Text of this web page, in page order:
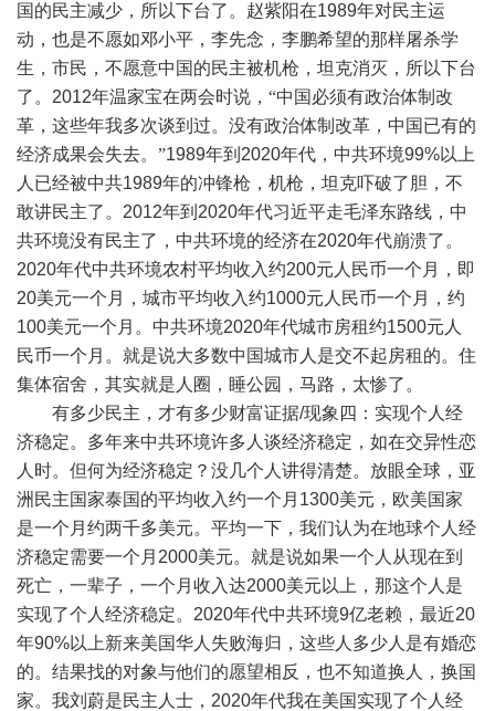
国的民主减少，所以下台了。赵紫阳在1989年对民主运
动，也是不愿如邓小平，李先念，李鹏希望的那样屠杀学
生，市民，不愿意中国的民主被机枪，坦克消灭，所以下台
了。 2012年温家宝在两会时说，“中国必须有政治体制改
革，这些年我多次谈到过。没有政治体制改革，中国已有的
经济成果会失去。”1989年到 2020年代，中共环境99%以上
人已经被中共1989年的冲锋枪，机枪，坦克吓破了胆，不
敢讲民主了。 2012年到 2020年代习近平走毛泽东路线，中
共环境没有民主了，中共环境的经济在2020年代崩溃了。
2020年代中共环境农村平均收入约200元人民币一个月，即
20美元一个月，城市平均收入约1000元人民币一个月，约
100美元一个月。中共环境2020年代城市房租约1500元人
民币一个月。就是说大多数中国城市人是交不起房租的。住
集体宿舍，其实就是人圈，睡公园，马路，太惨了。
有多少民主，才有多少财富证据/现象四：实现个人经
济稳定。多年来中共环境许多人谈经济稳定，如在交异性恋
人时。但何为经济稳定？没几个人讲得清楚。放眼全球，亚
洲民主国家泰国的平均收入约一个月 1300美元，欧美国家
是一个月约两千多美元。平均一下，我们认为在地球个人经
济稳定需要一个月 2000美元。就是说如果一个人从现在到
死亡，一辈子，一个月收入达2000美元以上，那这个人是
实现了个人经济稳定。 2020年代中共环境9亿老赖，最近20
年90%以上新来美国华人失败海归，这些人多少人是有婚恋
的。结果找的对象与他们的愿望相反，也不知道换人，换国
家。我刘蔚是民主人士， 2020年代我在美国实现了个人经